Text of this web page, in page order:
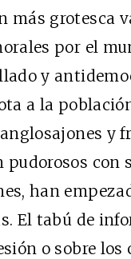
más grotesca
por el
y
a la
y
pudorosos con
han
El tabú de
o sobre los